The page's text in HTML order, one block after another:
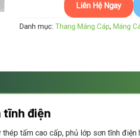
Liên Hệ Ngay
Danh mục: Thang Máng Cáp, Máng
tĩnh điện
tấm cao cấp, phủ lớp sơn tĩnh